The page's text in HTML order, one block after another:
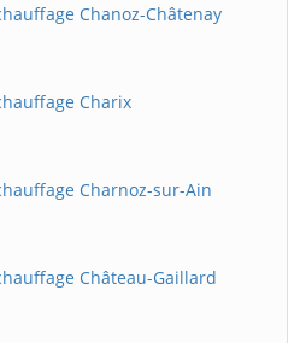
Chanoz-Châtenay
Charix
Charnoz-sur-Ain
Château-Gaillard